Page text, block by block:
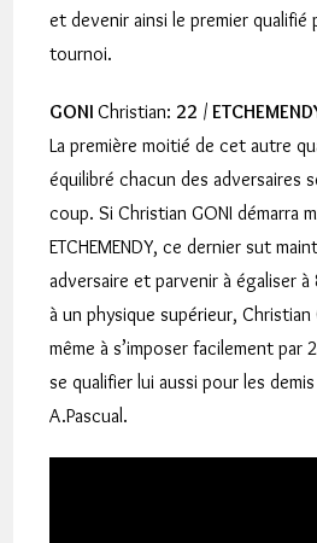
et devenir ainsi le premier qualifié
tournoi.
GONIChristian: 22 /
La première moitié de cet autre
équilibré chacun des adversaires
coup. Si Christian GONI démarra
ETCHEMENDY, ce dernier sut
adversaire et parvenir à égaliser
à un physique supérieur,
même à s’imposer facilement
se qualifier lui aussi pour les
A.Pascual.